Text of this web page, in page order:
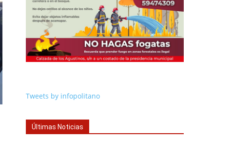
Tweets by infopolitano
Últimas Noticias